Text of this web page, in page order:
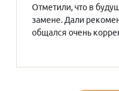
Отметили, что в
замене. Дали
общался очень